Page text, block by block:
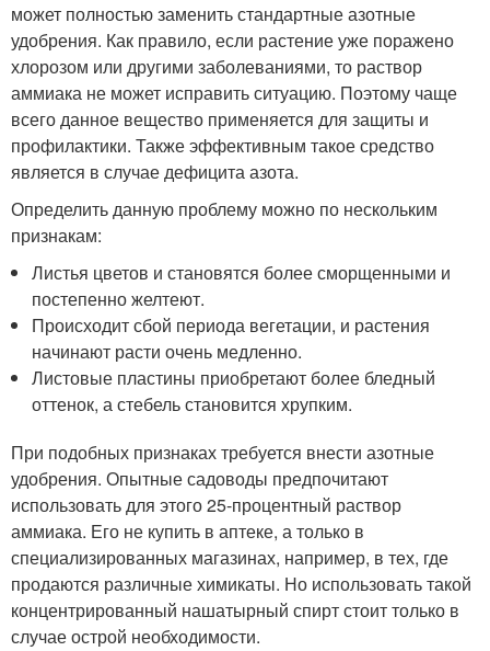
может полностью заменить стандартные азотные
удобрения. Как правило, если растение уже поражено
хлорозом или другими заболеваниями, то раствор
аммиака не может исправить ситуацию. Поэтому чаще
всего данное вещество применяется для защиты и
профилактики. Также эффективным такое средство
является в случае дефицита азота.
Определить данную проблему можно по нескольким
признакам:
Листья цветов и становятся более сморщенными и
постепенно желтеют.
Происходит сбой периода вегетации, и растения
начинают расти очень медленно.
Листовые пластины приобретают более бледный
оттенок, а стебель становится хрупким.
При подобных признаках требуется внести азотные
удобрения. Опытные садоводы предпочитают
использовать для этого 25-процентный раствор
аммиака. Его не купить в аптеке, а только в
специализированных магазинах, например, в тех, где
продаются различные химикаты. Но использовать такой
концентрированный нашатырный спирт стоит только в
случае острой необходимости.